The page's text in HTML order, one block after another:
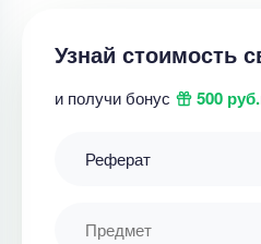
Узнай стоимость
и получи бонус 500 руб.
Реферат